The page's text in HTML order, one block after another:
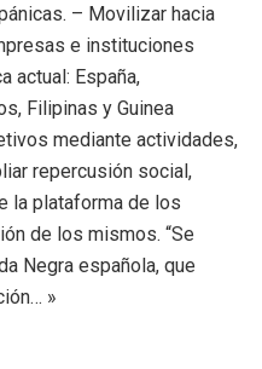
– Movilizar hacia
e instituciones
actual: España,
Filipinas y Guinea
mediante actividades,
repercusión social,
la plataforma de los
de los mismos. “Se
Negra española, que
»